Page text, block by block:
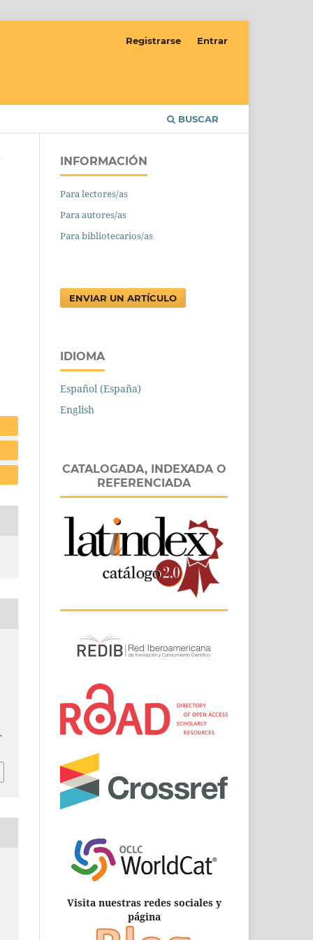
BUSCAR
Registrarse Entrar
INFORMACIÓN
Para lectores/as
Para autores/as
Para bibliotecarios/as
ENVIAR UN ARTÍCULO
IDIOMA
Español (España)
English
CATALOGADA, INDEXADA O
REFERENCIADA
Visita nuestras redes sociales y
página